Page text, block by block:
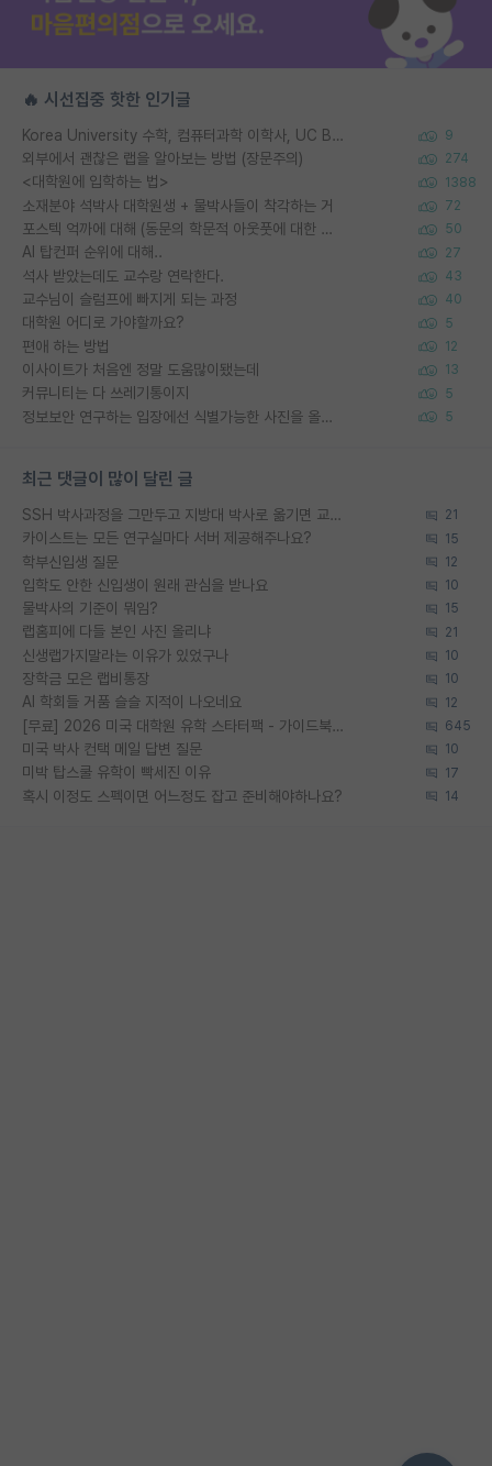
🔥 시선집중 핫한 인기글
Korea University 수학, 컴퓨터과학 이학사, UC Berkeley 산업공학 대학원 공학박사가 되는 것은 쉽지 않겠죠? 9
외부에서 괜찮은 랩을 알아보는 방법 (장문주의) 274
<대학원에 입학하는 법> 1388
소재분야 석박사 대학원생 + 물박사들이 착각하는 거 72
포스텍 억까에 대해 (동문의 학문적 아웃풋에 대한 반박) 50
AI 탑컨퍼 순위에 대해.. 27
석사 받았는데도 교수랑 연락한다. 43
교수님이 슬럼프에 빠지게 되는 과정 40
대학원 어디로 가야할까요? 5
편애 하는 방법 12
이사이트가 처음엔 정말 도움많이됐는데 13
커뮤니티는 다 쓰레기통이지 5
정보보안 연구하는 입장에선 식별가능한 사진을 올리는건 비추이긴함 5
최근 댓글이 많이 달린 글
SSH 박사과정을 그만두고 지방대 박사로 옮기면 교수의 꿈은 끝일까요? 21
카이스트는 모든 연구실마다 서버 제공해주나요? 15
학부신입생 질문 12
입학도 안한 신입생이 원래 관심을 받나요 10
물박사의 기준이 뭐임? 15
랩홈피에 다들 본인 사진 올리냐 21
신생랩가지말라는 이유가 있었구나 10
장학금 모은 랩비통장 10
AI 학회들 거품 슬슬 지적이 나오네요 12
[무료] 2026 미국 대학원 유학 스타터팩 - 가이드북 & 합격자 컨택메일 템플릿 645
미국 박사 컨택 메일 답변 질문 10
미박 탑스쿨 유학이 빡세진 이유 17
혹시 이정도 스펙이면 어느정도 잡고 준비해야하나요? 14